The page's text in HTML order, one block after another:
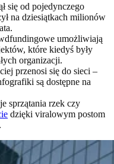
się od pojedynczego
na dziesiątkach milionów
umożliwiają
które kiedyś były
organizacji.
przenosi się do sieci –
są dostępne na
sprzątania rzek czy
dzięki viralowym postom